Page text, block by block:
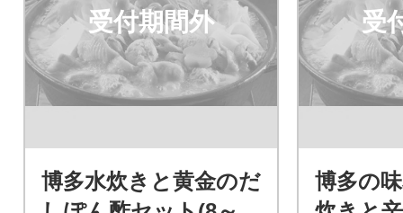
受付期間外
博多水炊きと黄金のだ
受
博多の